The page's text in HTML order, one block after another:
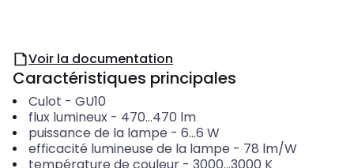
Voir la documentation
Caractéristiques principales
Culot - GU10
flux lumineux- 470...470 lm
puissance de la lampe - 6...6 W
efficacité lumineuse de la lampe - 78 lm/W